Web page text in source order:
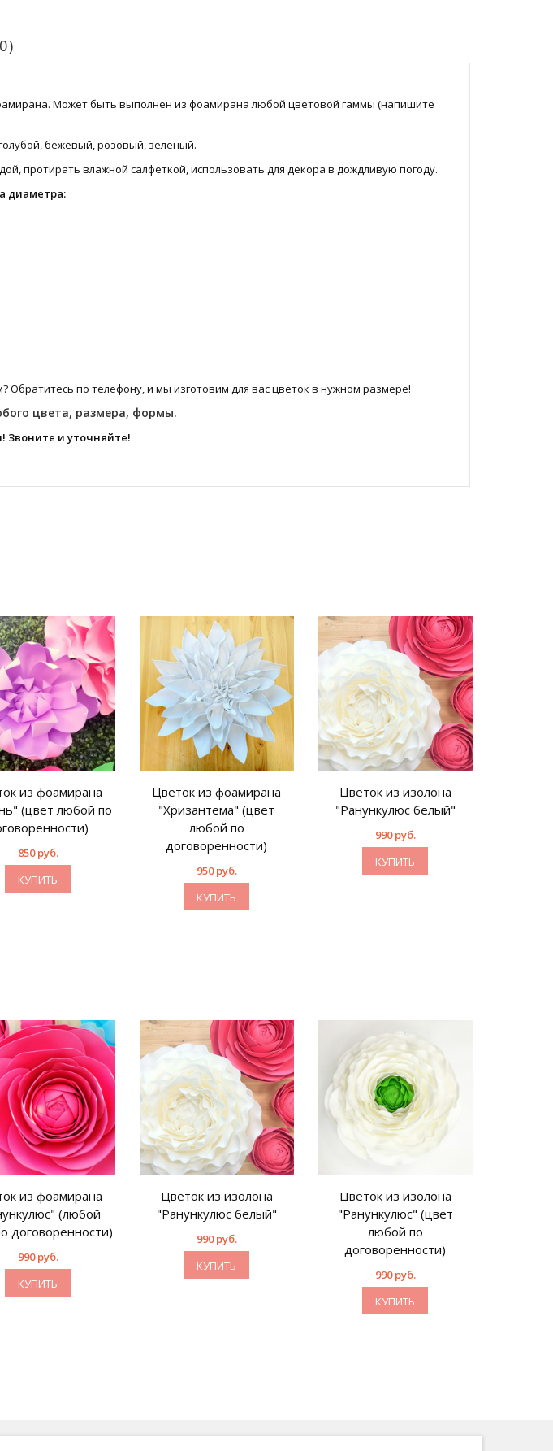
Может быть выполнен из фоамирана любой цветовой гаммы (напишите
бежевый, розовый, зеленый.
протирать влажной салфеткой, использовать для декора в дождливую погоду.
диаметра:
Обратитесь по телефону, и мы изготовим для вас цветок в нужном размере!
цвета, размера, формы.
Звоните и уточняйте!
из фоамирана
(цвет любой по
850 руб.
КУПИТЬ
Цветок из фоамирана
"Хризантема" (цвет
любой по
договоренности)
950 руб.
КУПИТЬ
Цветок из изолона
"Ранункулюс белый"
990 руб.
КУПИТЬ
из фоамирана
(любой
договоренности)
990 руб.
КУПИТЬ
Цветок из изолона
"Ранункулюс белый"
990 руб.
КУПИТЬ
Цветок из изолона
"Ранункулюс" (цвет
любой по
договоренности)
990 руб.
КУПИТЬ